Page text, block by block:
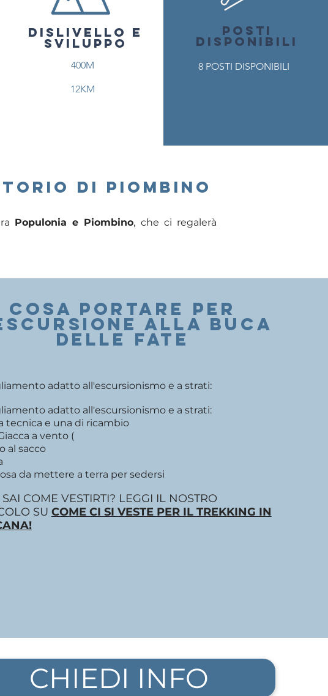
DISLIVELLO E
SVILUPPO
400M
12KM
POSTI
DISPONIBILI
8 POSTI DISPONIBILI
di piombino
Populonia e Piombino, che ci regalerà
COSA PORTARE PER
alla buca
delle fate
adatto all'escursionismo e a strati:
adatto all'escursionismo e a strati:
tecnica e una di ricambio
a vento (
al sacco
da mettere a terra per sedersi
COME VESTIRTI? LEGGI IL NOSTRO
SU COME CI SI VESTE PER IL TREKKING IN
CHIEDI INFO